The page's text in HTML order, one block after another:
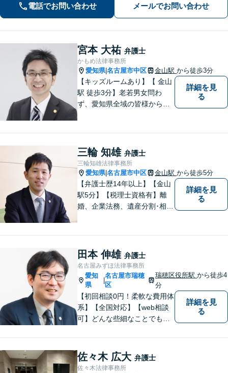
ポートします！【御器所駅／桜山駅徒
電話でお問い合わせ メールでお問い合わせ
宮本 大祐 弁護士
かもめ法律事務所
愛知県|名古屋市中区 金山駅 から徒歩3分
【キッズルームあり】【 金山
駅 徒歩3分】老若男女問わ
ず、愛知県全域の皆様から愛
ください。
詳細を見
る
三輪 知雄 弁護士
三輪知雄法律事務所
愛知県|名古屋市中区 金山駅 から徒歩5分
【弁護士歴14年以上】【金山
駅5分】【税理士資格有】離
婚、企業法務、遺産分割･相続
解決。【公式LINE】連絡も便
利！お気軽にご相談くださ
い！
詳細を見
る
田本 伸雄 弁護士
名古屋みずほ法律事務所
愛知
県
名古屋市瑞穂
区
瑞穂区役所駅から徒歩4
分
【初回相談0円！柔軟な費用体
系】【全国対応】【web相談
可】どんな些細なことでもお
ターネット／削除請求や開示
請求、利用規約などのトラブ
ルはお任せ！相続／感情面の
詳細を見
る
佐々木 広大 弁護士
佐々木法律事務所